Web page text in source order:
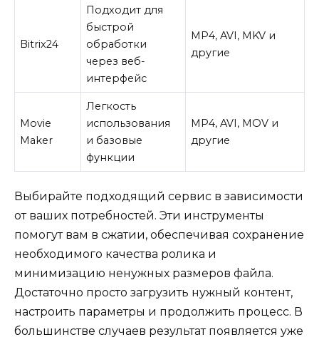
Bitrix24
Подходит для
быстрой
обработки
через веб-
интерфейс
MP4, AVI, MKV и
другие
Movie
Maker
Легкость
использования
и базовые
функции
MP4, AVI, MOV и
другие
Выбирайте подходящий сервис в зависимости
от ваших потребностей. Эти инструменты
помогут вам в сжатии, обеспечивая сохранение
необходимого качества ролика и
минимизацию ненужных размеров файла.
Достаточно просто загрузить нужный контент,
настроить параметры и продолжить процесс. В
большинстве случаев результат появляется уже